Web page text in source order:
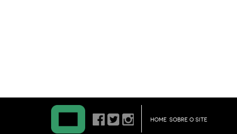
HOME SOBRE O SITE